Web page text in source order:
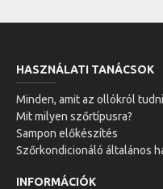
HASZNÁLATI TANÁCSOK
Minden, amit az ollókról
Mit milyen szőrtípusra?
Sampon előkészítés
Szőrkondicionáló általános
INFORMÁCIÓK